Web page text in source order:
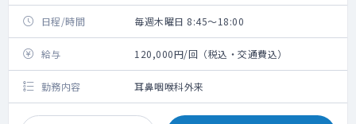
日程/時間 毎週木曜日 8:45～18:00
給与 120,000円/回（税込・交通費込）
勤務内容 耳鼻咽喉科外来